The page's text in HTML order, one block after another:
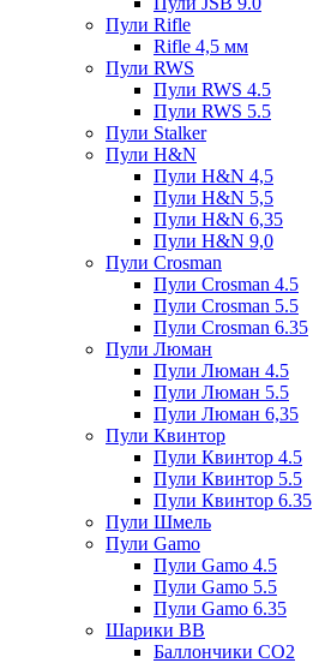
Пули Rifle
Rifle 4,5 мм
Пули RWS
Пули RWS 4.5
Пули RWS 5.5
Пули Stalker
Пули H&N
Пули H&N 4,5
Пули H&N 5,5
Пули H&N 6,35
Пули H&N 9,0
Пули Crosman
Пули Crosman 4.5
Пули Crosman 5.5
Пули Crosman 6.35
Пули Люман
Пули Люман 4.5
Пули Люман 5.5
Пули Люман 6,35
Пули Квинтор
Пули Квинтор 4.5
Пули Квинтор 5.5
Пули Квинтор 6.35
Пули Шмель
Пули Gamo
Пули Gamo 4.5
Пули Gamo 5.5
Пули Gamo 6.35
Шарики BB
Баллончики CO2